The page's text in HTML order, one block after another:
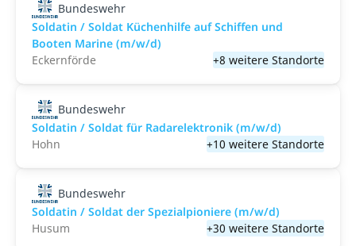
Bundeswehr
Soldatin / Soldat Küchenhilfe auf Schiffen und
Booten Marine (m/w/d)
Eckernförde
+8 weitere Standorte
Bundeswehr
Soldatin / Soldat für Radarelektronik (m/w/d)
Hohn
+10 weitere Standorte
Bundeswehr
Soldatin / Soldat der Spezialpioniere (m/w/d)
Husum
+30 weitere Standorte